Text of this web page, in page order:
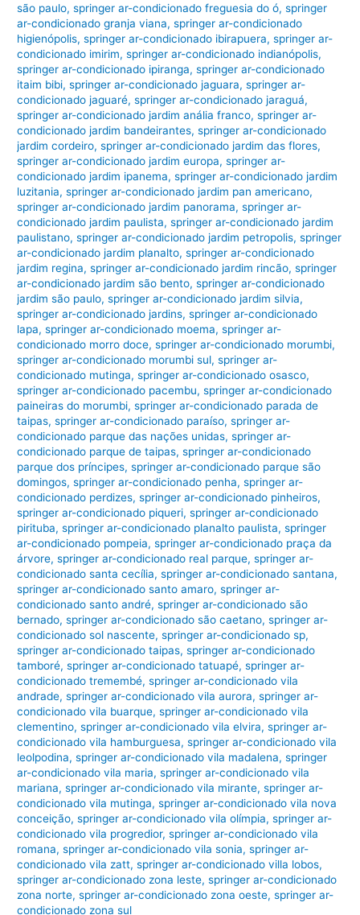
são paulo,springer ar-condicionado freguesia do ó,springer
ar-condicionado granja viana,springer ar-condicionado
higienópolis,springer ar-condicionado ibirapuera,springer ar-
condicionado imirim,springer ar-condicionado indianópolis,
springer ar-condicionado ipiranga,springer ar-condicionado
itaim bibi,springer ar-condicionado jaguara,springer ar-
condicionado jaguaré,springer ar-condicionado jaraguá,
springer ar-condicionado jardim anália franco,springer ar-
condicionado jardim bandeirantes,springer ar-condicionado
jardim cordeiro,springer ar-condicionado jardim das flores,
springer ar-condicionado jardim europa,springer ar-
condicionado jardim ipanema,springer ar-condicionado jardim
luzitania,springer ar-condicionado jardim pan americano,
springer ar-condicionado jardim panorama,springer ar-
condicionado jardim paulista,springer ar-condicionado jardim
paulistano,springer ar-condicionado jardim petropolis,springer
ar-condicionado jardim planalto,springer ar-condicionado
jardim regina,springer ar-condicionado jardim rincão,springer
ar-condicionado jardim são bento,springer ar-condicionado
jardim são paulo,springer ar-condicionado jardim silvia,
springer ar-condicionado jardins,springer ar-condicionado
lapa,springer ar-condicionado moema,springer ar-
condicionado morro doce,springer ar-condicionado morumbi,
springer ar-condicionado morumbi sul,springer ar-
condicionado mutinga,springer ar-condicionado osasco,
springer ar-condicionado pacembu,springer ar-condicionado
paineiras do morumbi,springer ar-condicionado parada de
taipas,springer ar-condicionado paraíso,springer ar-
condicionado parque das nações unidas,springer ar-
condicionado parque de taipas,springer ar-condicionado
parque dos príncipes,springer ar-condicionado parque são
domingos,springer ar-condicionado penha,springer ar-
condicionado perdizes,springer ar-condicionado pinheiros,
springer ar-condicionado piqueri,springer ar-condicionado
pirituba,springer ar-condicionado planalto paulista,springer
ar-condicionado pompeia,springer ar-condicionado praça da
árvore,springer ar-condicionado real parque,springer ar-
condicionado santa cecília,springer ar-condicionado santana,
springer ar-condicionado santo amaro,springer ar-
condicionado santo andré,springer ar-condicionado são
bernado,springer ar-condicionado são caetano,springer ar-
condicionado sol nascente,springer ar-condicionado sp,
springer ar-condicionado taipas,springer ar-condicionado
tamboré,springer ar-condicionado tatuapé,springer ar-
condicionado tremembé,springer ar-condicionado vila
andrade,springer ar-condicionado vila aurora,springer ar-
condicionado vila buarque,springer ar-condicionado vila
clementino,springer ar-condicionado vila elvira,springer ar-
condicionado vila hamburguesa,springer ar-condicionado vila
leolpodina,springer ar-condicionado vila madalena,springer
ar-condicionado vila maria,springer ar-condicionado vila
mariana,springer ar-condicionado vila mirante,springer ar-
condicionado vila mutinga,springer ar-condicionado vila nova
conceição,springer ar-condicionado vila olímpia,springer ar-
condicionado vila progredior,springer ar-condicionado vila
romana,springer ar-condicionado vila sonia,springer ar-
condicionado vila zatt,springer ar-condicionado villa lobos,
springer ar-condicionado zona leste,springer ar-condicionado
zona norte,springer ar-condicionado zona oeste,springer ar-
condicionado zona sul